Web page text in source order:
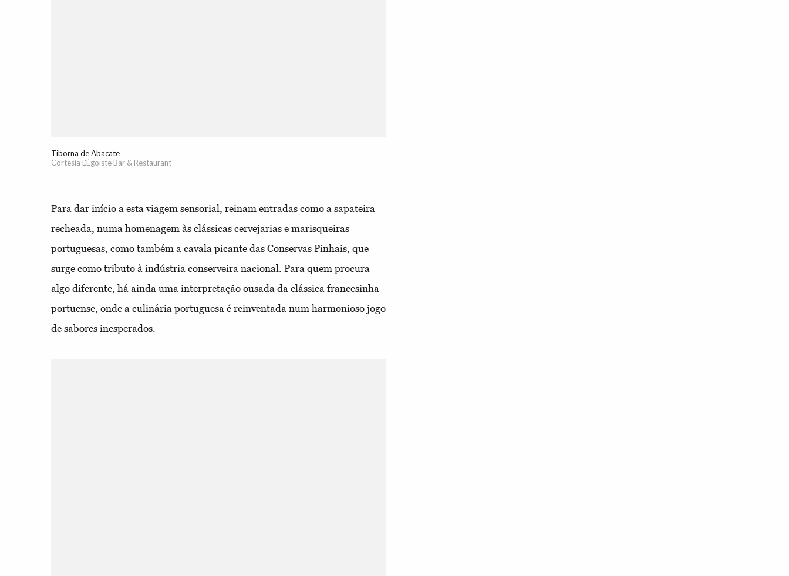
Tiborna de Abacate
Cortesia L'Égoïste Bar & Restaurant
Para dar início a esta viagem sensorial, reinam entradas como a sapateira
recheada, numa homenagem às clássicas cervejarias e marisqueiras
portuguesas, como também a cavala picante das Conservas Pinhais, que
surge como tributo à indústria conserveira nacional. Para quem procura
algo diferente, há ainda uma interpretação ousada da clássica francesinha
portuense, onde a culinária portuguesa é reinventada num harmonioso jogo
de sabores inesperados.